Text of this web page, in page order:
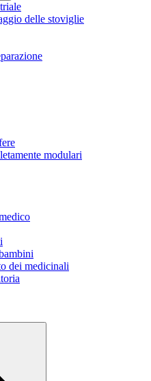
delle stoviglie
modulari
dei medicinali